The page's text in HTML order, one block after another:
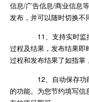
信息/广告信息/商业信息
发布，并可以随时切换不
11、支持实时监
过程及结果，发布结果即
过程和发布结果了如指掌
12、自动保存功
的功能。为您节约填写